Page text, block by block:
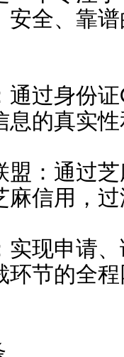
安全、靠
过身份证
息的真实
：通过芝
麻信用，
现申请、
环节的全